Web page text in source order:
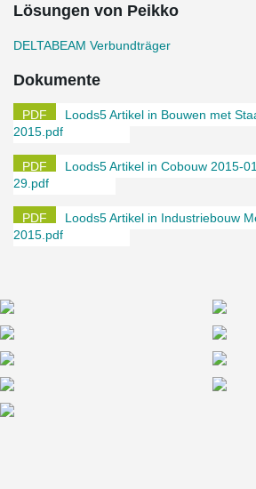
Lösungen von Peikko
DELTABEAM Verbundträger
Dokumente
Loods5 Artikel in Bouwen met
2015.pdf
Loods5 Artikel in Cobouw 2015-
29.pdf
Loods5 Artikel in Industriebouw
2015.pdf